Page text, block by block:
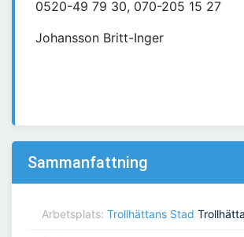
0520-49 79 30, 070-205 15 27
Johansson Britt-Inger
Sammanfattning
Arbetsplats: Trollhättans Stad